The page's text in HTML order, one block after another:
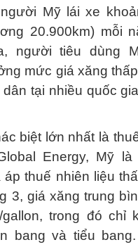
Mỹ lái xe
20.900km) mỗi
người tiêu dùng
mức giá xăng
tại nhiều quốc
biệt lớn nhất là
Energy, Mỹ là
thuế nhiên liệu
3, giá xăng trung
trong đó chỉ
bang và tiểu